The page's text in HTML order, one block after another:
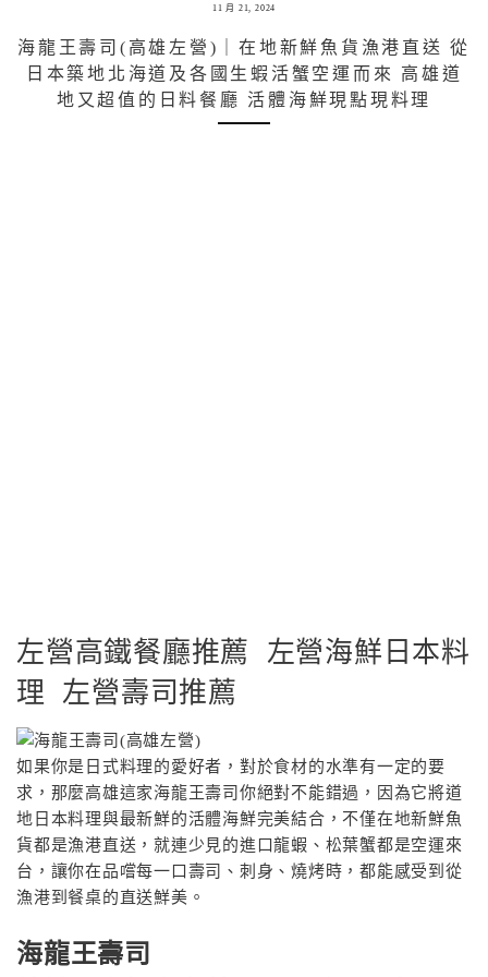
11 月 21, 2024
海龍王壽司(高雄左營)｜在地新鮮魚貨漁港直送 從
日本築地北海道及各國生蝦活蟹空運而來 高雄道
地又超值的日料餐廳 活體海鮮現點現料理
左營高鐵餐廳推薦 左營海鮮日本料
理 左營壽司推薦
如果你是日式料理的愛好者，對於食材的水準有一定的要
求，那麼高雄這家海龍王壽司你絕對不能錯過，因為它將道
地日本料理與最新鮮的活體海鮮完美結合，不僅在地新鮮魚
貨都是漁港直送，就連少見的進口龍蝦、松葉蟹都是空運來
台，讓你在品嚐每一口壽司、刺身、燒烤時，都能感受到從
漁港到餐桌的直送鮮美。
海龍王壽司